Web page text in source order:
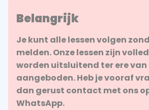
Belangrijk
Je kunt alle lessen volgen
melden. Onze lessen zijn
worden uitsluitend ter ere van
aangeboden. Heb je vooraf
dan gerust contact met ons
WhatsApp.